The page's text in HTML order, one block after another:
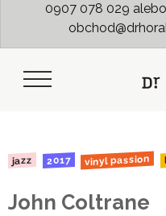
0907 078 029
jazz 2017 vinyl passion
John Coltrane